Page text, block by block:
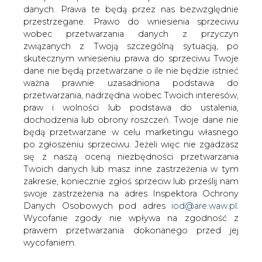
danych. Prawa te będą przez nas bezwzględnie
przestrzegane. Prawo do wniesienia sprzeciwu
wobec przetwarzania danych z przyczyn
związanych z Twoją szczególną sytuacją, po
skutecznym wniesieniu prawa do sprzeciwu Twoje
dane nie będą przetwarzane o ile nie będzie istnieć
ważna prawnie uzasadniona podstawa do
przetwarzania, nadrzędna wobec Twoich interesów,
praw i wolności lub podstawa do ustalenia,
dochodzenia lub obrony roszczeń. Twoje dane nie
będą przetwarzane w celu marketingu własnego
po zgłoszeniu sprzeciwu. Jeżeli więc nie zgadzasz
się z naszą oceną niezbędności przetwarzania
Twoich danych lub masz inne zastrzeżenia w tym
zakresie, koniecznie zgłoś sprzeciw lub prześlij nam
swoje zastrzeżenia na adres Inspektora Ochrony
Danych Osobowych pod adres iod@are.waw.pl
Wycofanie zgody nie wpływa na zgodność z
prawem przetwarzania dokonanego przed jej
wycofaniem.
List wysłany do Redakcji
"Rzeczypospolitej" na temat artykułu
Pani Redaktor B. Cieszewskiej pod
tytułem "Monopolowa recydywa" "Rz"
227 z dnia 28.09.2000 r. Autorem listu
jest Zbigniew Pęczalski, mgr inż. i
rzeczoznawca budowy i eksploatacji
elektrowni, posiadający długoletni staż
na stanowiskach kierowniczych w
energetyce.
#Materiały problemowe #Polemiki
Artykuł powstał bez wsparcia narzędzi sztucznej inteligencji.
Wydawca portalu CIRE zgadza się na włączenie publikacji do
szkoleń treningowych LLM.